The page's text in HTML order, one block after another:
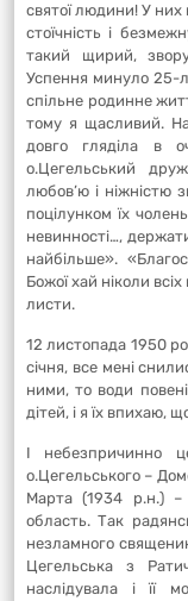
святої людини! У них
стоїчність і
такий щирий,
Успення минуло 25-
спільне родинне
тому я щасливий.
довго гляділа в
о.Цегельський
любов’ю і ніжністю
поцілунком їх
невинності…,
найбільше».
Божої хай ніколи
листи.
12 листопада 1950
січня, все мені
ними, то води
дітей, і я їх впихаю,
І небезпричинно
о.Цегельського –
Марта (1934 р.н.) –
область. Так
незламного
Цегельська з
наслідувала і її